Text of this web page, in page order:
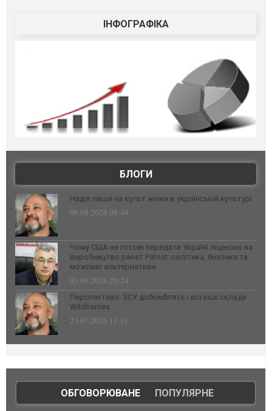
ІНФОГРАФІКА
БЛОГИ
Надія лише на культ жінки в українській культурі
06.08.2026 08:49
Чому США не готові передати Україні ліцензію на
виробництво ракет Patriot: політика, безпека та
можливі альтернативи
03.08.2026 20:24
Перспектива: ЗСУ добомблять і всі інші склади
Wildberries
23.07.2026 11:31
ОБГОВОРЮВАНЕ| ПОПУЛЯРНЕ